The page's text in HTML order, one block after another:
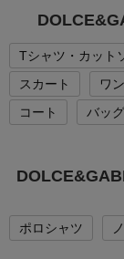
Tシャツ・カット
スカート
ワ
コート
バッグ
ポロシャツ